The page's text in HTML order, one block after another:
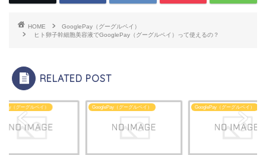
HOME
GooglePay（グーグルペイ）
ヒト卵子幹細胞美容液でGooglePay（グーグルペイ）って使えるの？
RELATED POST
（グーグルペイ） GooglePay（グーグルペイ） GooglePay（グーグルペイ）